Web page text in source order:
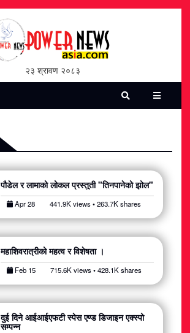
२३ श्रावण २०८३
पौडेल र लामाको लोकल प्रस्तुती "तिनपानेको झोल"
Apr 28 441.9K views • 263.7K shares
महाशिवरात्रीको महत्व र विशेषता ।
Feb 15 715.6K views • 428.1K shares
दुई दिने आईआईएफटी स्पेस एण्ड डिजाइन एक्स्पो
सम्पन्न